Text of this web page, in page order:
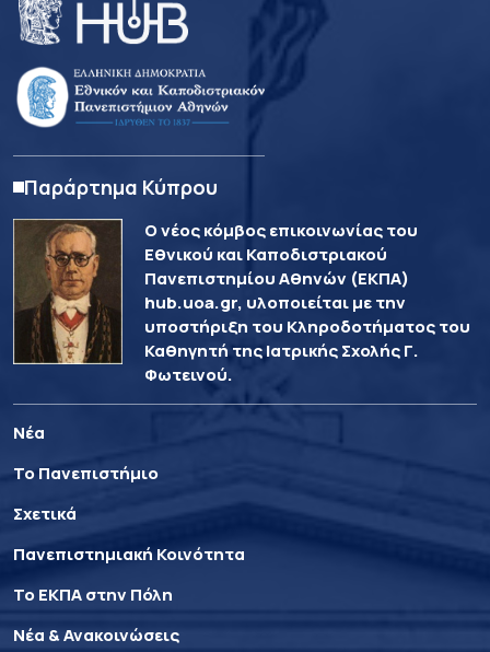
Παράρτημα Κύπρου
Ο νέος κόμβος επικοινωνίας του
Εθνικού και Καποδιστριακού
Πανεπιστημίου Αθηνών (ΕΚΠΑ)
hub.uoa.gr, υλοποιείται με την
υποστήριξη του Κληροδοτήματος του
Καθηγητή της Ιατρικής Σχολής Γ.
Φωτεινού.
Νέα
Το Πανεπιστήμιο
Σχετικά
Πανεπιστημιακή Κοινότητα
Το ΕΚΠΑ στην Πόλη
Νέα & Ανακοινώσεις